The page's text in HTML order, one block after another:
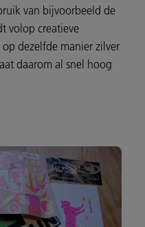
van bijvoorbeeld de
volop creatieve
dezelfde manier zilver
daarom al snel hoog